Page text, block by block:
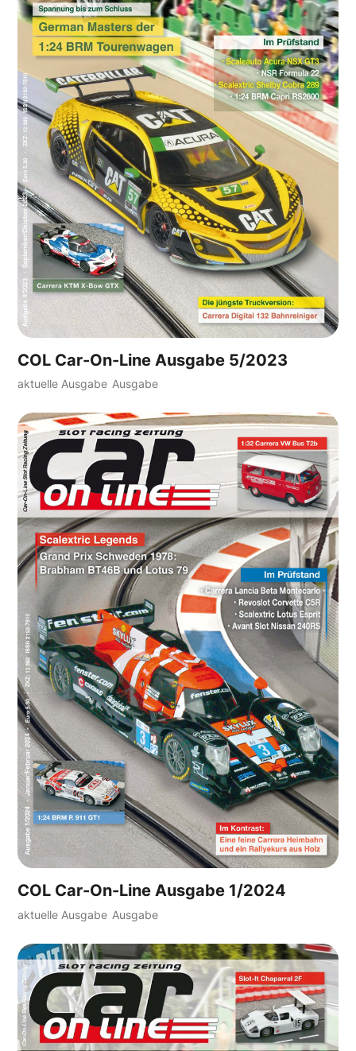
COL Car-On-Line Ausgabe 5/2023
aktuelle Ausgabe Ausgabe
COL Car-On-Line Ausgabe 1/2024
aktuelle Ausgabe Ausgabe